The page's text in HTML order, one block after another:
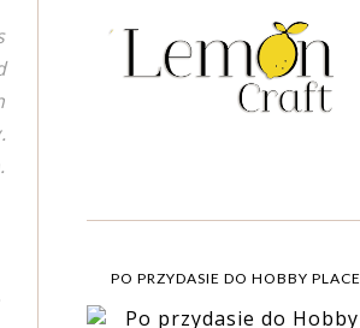
PO PRZYDASIE DO HOBBY PLACE